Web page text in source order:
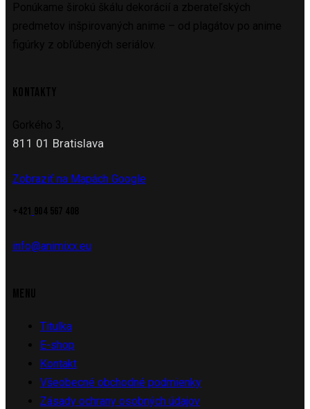
811 01 Bratislava
Zobraziť na Mapách Google
info@animixx.eu
Titulka
E-shop
Kontakt
Všeobecné obchodné podmienky
Zásady ochrany osobných údajov